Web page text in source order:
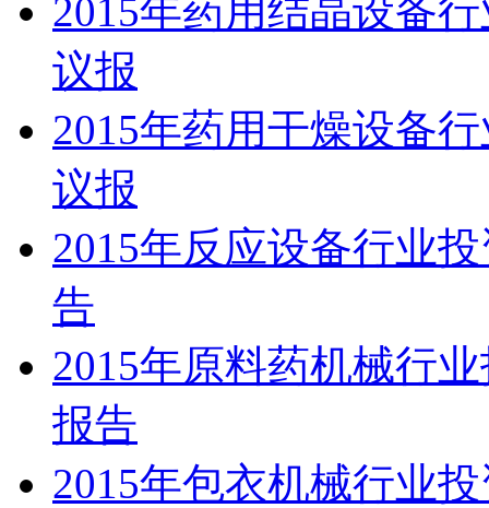
2015年药用结晶设备
议报
2015年药用干燥设备
议报
2015年反应设备行业
告
2015年原料药机械行
报告
2015年包衣机械行业